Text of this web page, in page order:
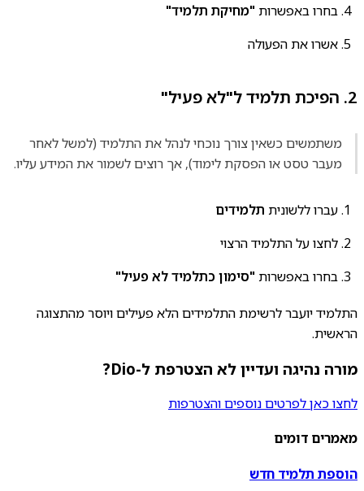
בחרו באפשרות "מחיקת תלמיד"
אשרו את הפעולה
2. הפיכת תלמיד ל"לא פעיל"
משתמשים כשאין צורך נוכחי לנהל את התלמיד (למשל לאחר
מעבר טסט או הפסקת לימוד), אך רוצים לשמור את המידע עליו.
עברו ללשונית תלמידים
לחצו על התלמיד הרצוי
בחרו באפשרות "סימון כתלמיד לא פעיל"
התלמיד יועבר לרשימת התלמידים הלא פעילים ויוסר מהתצוגה
הראשית.
מורה נהיגה ועדיין לא הצטרפת ל-Dio?
לחצו כאן לפרטים נוספים והצטרפות
מאמרים דומים
הוספת תלמיד חדש